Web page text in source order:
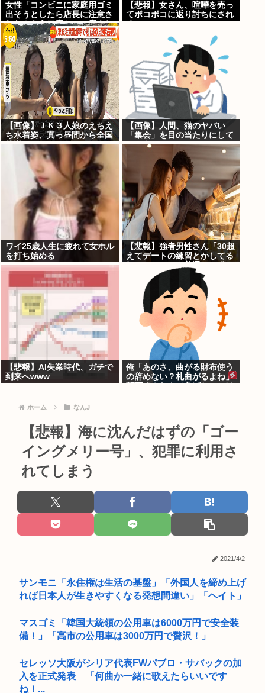
女性「コンビニに家庭用ゴミ
出そうとしたら店長に注意さ
れた！もう二度とこの店来ね
えわ！」
【悲報】女さん、喧嘩を売っ
てボコボコに返り討ちにされ
【画像】ＪＫ３人娘のえちえ
ち水着姿、真っ昼間から全国
放送されてしまう
【画像】人間、猫のヤバい
「集会」を目の当たりにして
しまう・・・・・
ワイ25歳人生に疲れて女ホル
を打ち始める
【悲報】強者男性さん「30超
えてデートの練習とかしてる
奴なんなんだ？普通は10代の
子供がいるぞ」
【悲報】AI失業時代、ガチで
到来へwww
俺「あのさ、曲がる財布使う
の辞めない？札曲がるよね」
ホーム なんJ
【悲報】海に沈んだはずの「ゴー
イングメリー号」、犯罪に利用さ
れてしまう
2021/4/2
サンモニ「永住権は生活の基盤」「外国人を締め上げ
れば日本人が生きやすくなる発想間違い」「ヘイト」
マスゴミ「韓国大統領の公用車は6000万円で安全装
備！」「高市の公用車は3000万円で贅沢！」
セレッソ大阪がシリア代表FWパブロ・サバックの加
入を正式発表 「何曲か一緒に歌えたらいいです
ね！...